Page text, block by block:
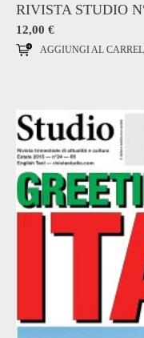
RIVISTA STUDIO
12,00 €
AGGIUNGI AL